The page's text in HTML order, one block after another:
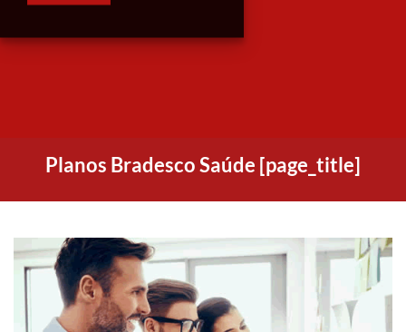
Planos Bradesco Saúde [page_title]